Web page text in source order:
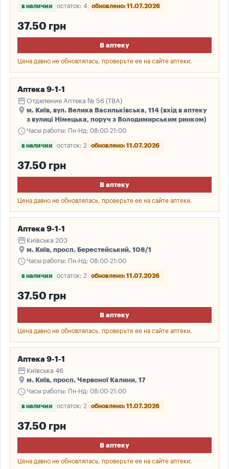
в наличии остаток: 4 обновлено: 11.07.2026
37.50 грн
В аптеку
Цена давно не обновлялась, проверьте ее на сайте аптеки.
Аптека 9-1-1
storefrontОтделение Аптека № 56 (ТВА)
place м. Київ, вул. Велика Васильківська, 114 (вхід в аптеку
з вулиці Німецька, поруч з Володимирським ринком)
scheduleЧасы работы: Пн-Нд: 08:00-21:00
в наличии остаток: 2 обновлено: 11.07.2026
37.50 грн
В аптеку
Цена давно не обновлялась, проверьте ее на сайте аптеки.
Аптека 9-1-1
storefront Київська 203
place м. Київ, просп. Берестейський, 108/1
scheduleЧасы работы: Пн-Нд: 08:00-21:00
в наличии остаток: 2 обновлено: 11.07.2026
37.50 грн
В аптеку
Цена давно не обновлялась, проверьте ее на сайте аптеки.
Аптека 9-1-1
storefront Київська 46
place м. Київ, просп. Червоної Калини, 17
scheduleЧасы работы: Пн-Нд: 08:00-21:00
в наличии остаток: 2 обновлено: 11.07.2026
37.50 грн
В аптеку
Цена давно не обновлялась, проверьте ее на сайте аптеки.